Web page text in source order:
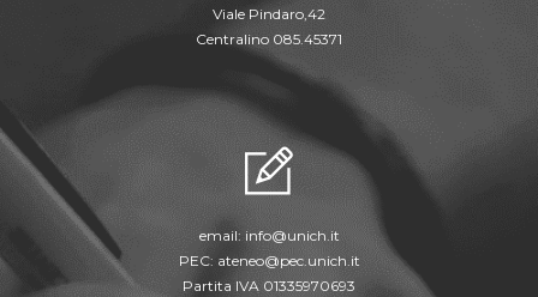
Viale Pindaro,42
Centralino 085.45371
email: info@unich.it
PEC: ateneo@pec.unich.it
Partita IVA 01335970693